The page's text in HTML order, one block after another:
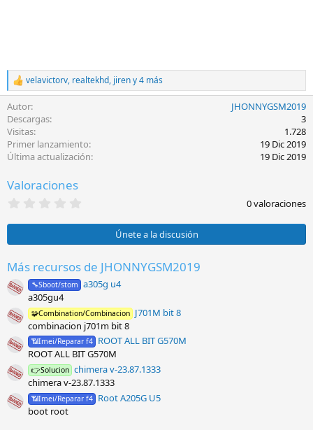
R
e
a
c
c
i
o
n
s
velavictorv, realtekhd, jireny 4 más
Autor
JHONNYGSM2019
Descargas
3
Visitas
1.728
Primer lanzamiento
19 Dic 2019
Última actualización
19 Dic 2019
Valoraciones
0
e
t
r
e
l
a
(
s
)
0 valoraciones
Únete a la discusión
Más recursos de JHONNYGSM2019
🔧Sboot/stom a305g u4
a305gu4
🧩Combination/Combinacion J701M bit 8
combinacion j701m bit 8
📶Imei/Reparar f4 ROOT ALL BIT G570M
ROOT ALL BIT G570M
👉Solucion chimera v-23.87.1333
chimera v-23.87.1333
📶Imei/Reparar f4 Root A205G U5
boot root